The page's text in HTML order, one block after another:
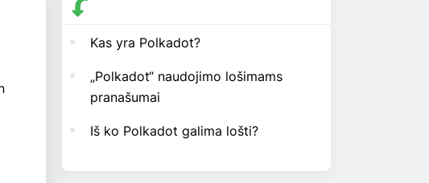
Kas yra Polkadot?
„Polkadot“ naudojimo lošimams
pranašumai
Iš ko Polkadot galima lošti?